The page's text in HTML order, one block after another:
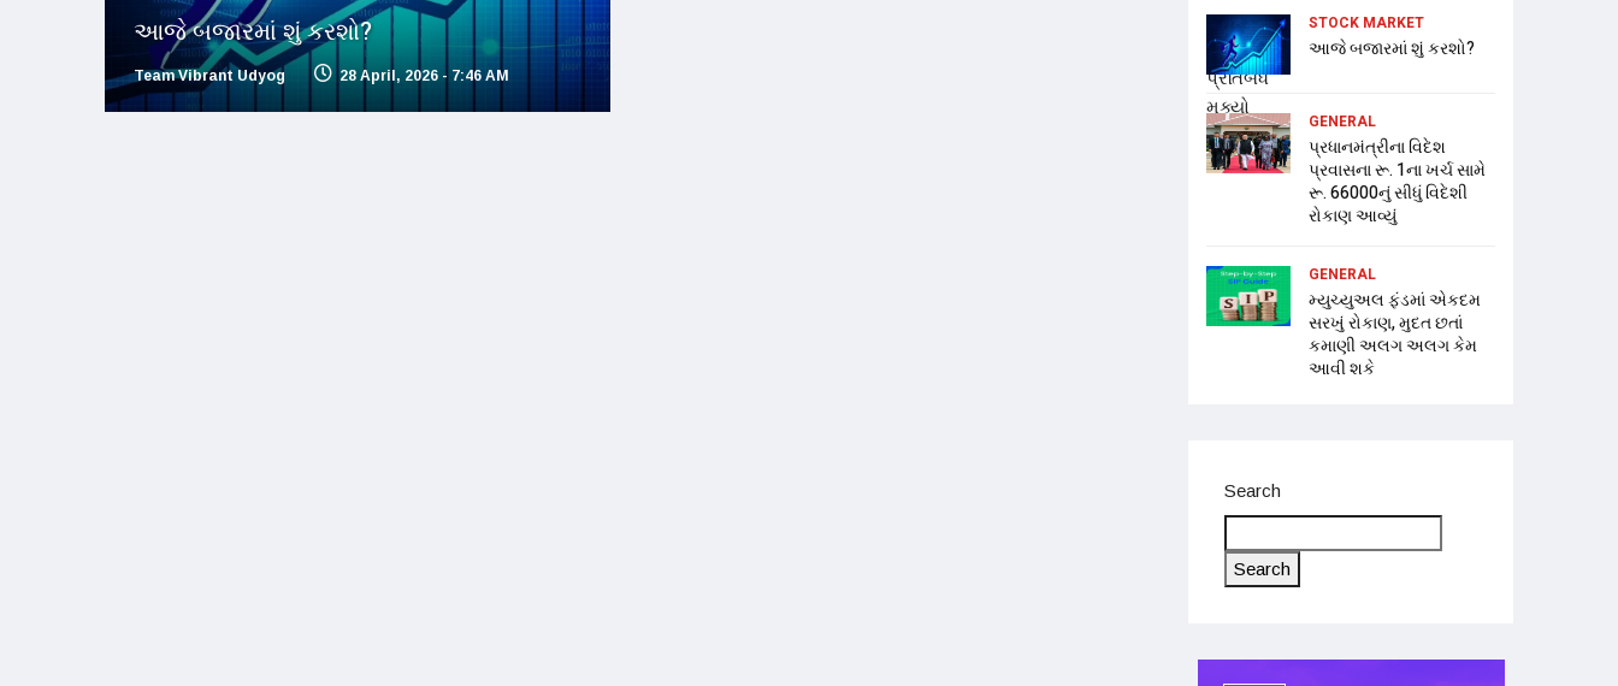
આજે બજારમાં શું કરશો?
Team Vibrant Udyog 28 April, 2026 - 7:46 AM
STOCK MARKET
આજે બજારમાં શું કરશો?
GENERAL
પ્રધાનમંત્રીના વિદેશ
પ્રવાસના રૂ. 1ના ખર્ચ સામે
રૂ. 66000નું સીધું વિદેશી
રોકાણ આવ્યું
GENERAL
મ્યુચ્યુઅલ ફંડમાં એકદમ
સરખું રોકાણ, મુદત છતાં
કમાણી અલગ અલગ કેમ
આવી શકે
Search
Search